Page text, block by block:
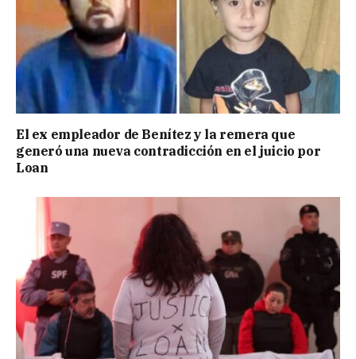
El ex empleador de Benítez y la remera que
generó una nueva contradicción en el juicio por
Loan